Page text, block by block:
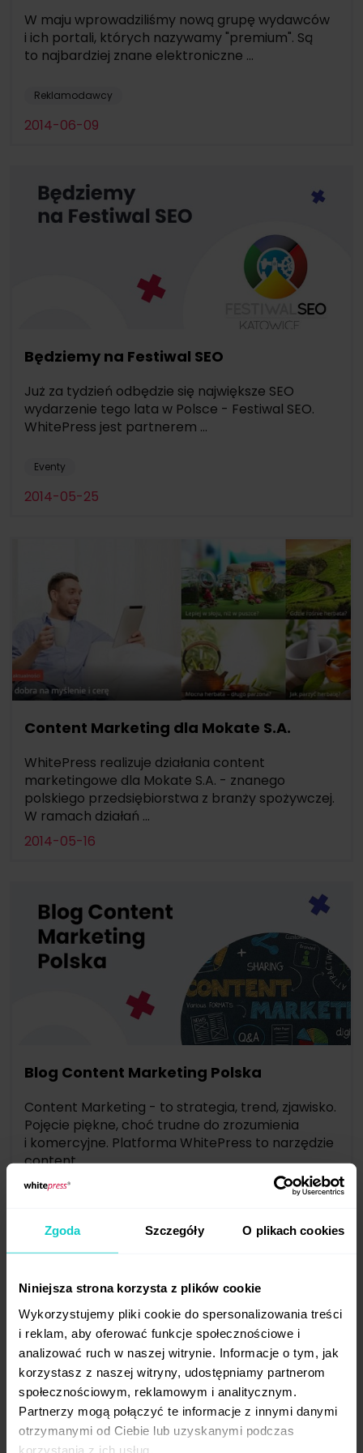
Zgoda Szczegóły O plikach cookies
Niniejsza strona korzysta z plików cookie
Wykorzystujemy pliki cookie do spersonalizowania treści
i reklam, aby oferować funkcje społecznościowe i
analizować ruch w naszej witrynie. Informacje o tym, jak
korzystasz z naszej witryny, udostępniamy partnerom
społecznościowym, reklamowym i analitycznym.
Partnerzy mogą połączyć te informacje z innymi danymi
otrzymanymi od Ciebie lub uzyskanymi podczas
korzystania z ich usług.
W maju wprowadziliśmy nową grupę wydawców
i ich portali, których nazywamy "premium". Są
to najbardziej znane elektroniczne ...
Reklamodawcy
2014-06-09
Będziemy na Festiwal SEO
Już za tydzień odbędzie się największe SEO
wydarzenie tego lata w Polsce - Festiwal SEO.
WhitePress jest partnerem ...
Eventy
2014-05-25
Content Marketing dla Mokate S.A.
WhitePress realizuje działania content
marketingowe dla Mokate S.A. - znanego
polskiego przedsiębiorstwa z branży spożywczej.
W ramach działań ...
2014-05-16
Blog Content Marketing Polska
Content Marketing - to strategia, trend, zjawisko.
Pojęcie piękne, choć trudne do zrozumienia
i komercyjne. Platforma WhitePress to narzędzie
content ...
2014-04-20
WhitePress fundatorem nagrody
na szkoleniu SEO